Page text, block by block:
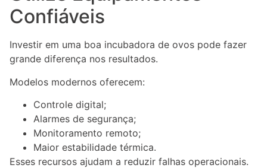
Confiáveis
Investir em uma boa incubadora de ovos pode fazer
grande diferença nos resultados.
Modelos modernos oferecem:
Controle digital;
Alarmes de segurança;
Monitoramento remoto;
Maior estabilidade térmica.
Esses recursos ajudam a reduzir falhas operacionais.